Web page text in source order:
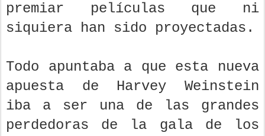
premiar películas que ni
siquiera han sido proyectadas.
Todo apuntaba a que esta nueva
apuesta de Harvey Weinstein
iba a ser una de las grandes
perdedoras de la gala de los